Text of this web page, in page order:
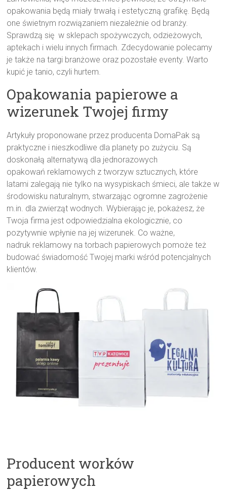
opakowania będą miały trwałą i estetyczną grafikę. Będą
one świetnym rozwiązaniem niezależnie od branży.
Sprawdzą się w sklepach spożywczych, odzieżowych,
aptekach i wielu innych firmach. Zdecydowanie polecamy
je także na targi branżowe oraz pozostałe eventy. Warto
kupić je tanio, czyli hurtem.
Opakowania papierowe a
wizerunek Twojej firmy
Artykuły proponowane przez producenta DomaPak są
praktyczne i nieszkodliwe dla planety po zużyciu. Są
doskonałą alternatywą dla jednorazowych
opakowań reklamowych z tworzyw sztucznych, które
latami zalegają nie tylko na wysypiskach śmieci, ale także w
środowisku naturalnym, stwarzając ogromne zagrożenie
m.in. dla zwierząt wodnych. Wybierając je, pokażesz, że
Twoja firma jest odpowiedzialna ekologicznie, co
pozytywnie wpłynie na jej wizerunek. Co ważne,
nadruk reklamowy na torbach papierowych pomoże też
budować świadomość Twojej marki wśród potencjalnych
klientów.
Producent worków
papierowych